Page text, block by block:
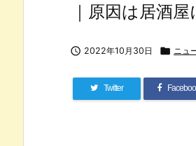
｜原因は居酒
 2022年10月30日  ニュ
Twitter